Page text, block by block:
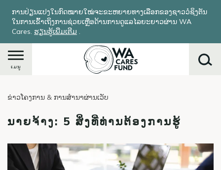
ເນື້ອ
ໃນ
ຕົ້ນຕໍ
ການປ່ຽນແປງໃນກົດໝາຍໃໝ່ຈະຂະຫຍາຍທາງເລືອກຂອງຊາວວໍຊິງຕັນ
ໃນການເຂົ້າເຖິງການຊ່ວຍເຫຼືອດ້ານການດູແລໄລຍະຍາວຜ່ານ WA
Cares. ຮຽນ​ຮູ້​ເພີ່ມ​ເຕີມ ​.
ເມນູ
ຂ່າວໂຄງການ & ການສໍານາຜ່ານເວັບ
ນາຍຈ້າງ: 5 ສິ່ງທີ່ທ່ານຕ້ອງການຮູ້